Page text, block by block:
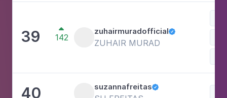
39 
142
zuhairmuradofficial
ZUHAIR MURAD
40 suzannafreitas